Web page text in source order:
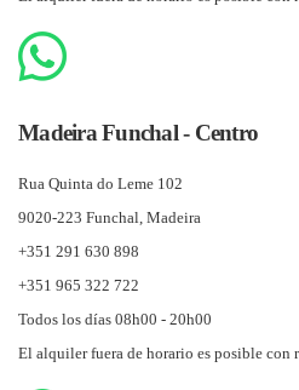
Madeira Funchal - Centro
Rua Quinta do Leme 102
9020-223 Funchal, Madeira
+351 291 630 898
+351 965 322 722
Todos los días 08h00 - 20h00
El alquiler fuera de horario es posible con